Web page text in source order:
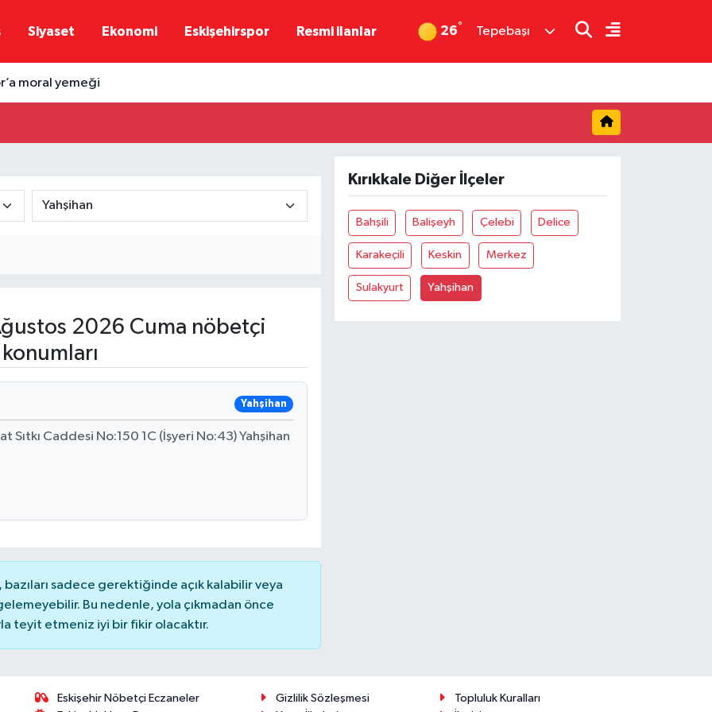
Siyaset Ekonomi Eskişehirspor Resmi ilanlar 26° Tepebaşı
moral yemeği
2026 Cuma nöbetçi
Yahşihan
Caddesi No:150 1C (İşyeri No:43) Yahşihan
sadece gerektiğinde açık kalabilir veya
Bu nedenle, yola çıkmadan önce
teyit etmeniz iyi bir fikir olacaktır.
Kırıkkale Diğer İlçeler
Bahşili Balişeyh Çelebi Delice
Karakeçili Keskin Merkez
Sulakyurt Yahşihan
Eskişehir Nöbetçi Eczaneler
Gizlilik Sözleşmesi
Topluluk Kuralları